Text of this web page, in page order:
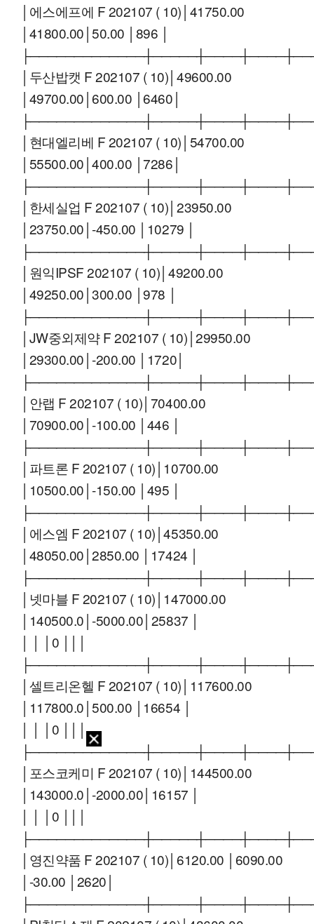
│에스에프에 F 202107 ( 10)│41750.00
│41800.00│50.00 │896 │
│두산밥캣 F 202107 ( 10)│49600.00
│49700.00│600.00 │6460│
│현대엘리베 F 202107 ( 10)│54700.00
│55500.00│400.00 │7286│
│한세실업 F 202107 ( 10)│23950.00
│23750.00│-450.00 │10279 │
│원익IPSF 202107 ( 10)│49200.00
│49250.00│300.00 │978 │
│JW중외제약 F 202107 ( 10)│29950.00
│29300.00│-200.00 │1720│
│안랩 F 202107 ( 10)│70400.00
│70900.00│-100.00 │446 │
│파트론 F 202107 ( 10)│10700.00
│10500.00│-150.00 │495 │
│에스엠 F 202107 ( 10)│45350.00
│48050.00│2850.00 │17424 │
│넷마블 F 202107 ( 10)│147000.00
│140500.0│-5000.00│25837 │
│ │ │0 │││
│셀트리온헬 F 202107 ( 10)│117600.00
│117800.0│500.00 │16654 │
│ │ │0 │││
│포스코케미 F 202107 ( 10)│144500.00
│143000.0│-2000.00│16157 │
│ │ │0 │││
│영진약품 F 202107 ( 10)│6120.00 │6090.00
│-30.00 │2620│